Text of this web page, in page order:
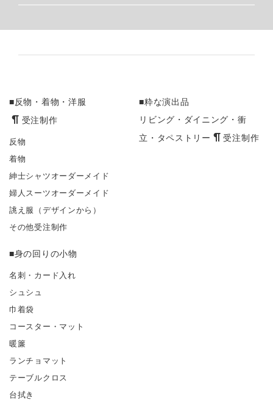
■反物・着物・洋服
受注制作
反物
着物
紳士シャツオーダーメイド
婦人スーツオーダーメイド
誂え服（デザインから）
その他受注制作
■粋な演出品
リビング・ダイニング・衝
立・タペストリー
受注制作
■身の回りの小物
名刺・カード入れ
シュシュ
巾着袋
コースター・マット
暖簾
ランチョマット
テーブルクロス
台拭き